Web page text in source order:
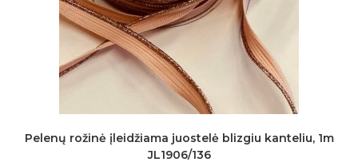
Pelenų rožinė įleidžiama juostelė blizgiu kanteliu, 1m
JL1906/136